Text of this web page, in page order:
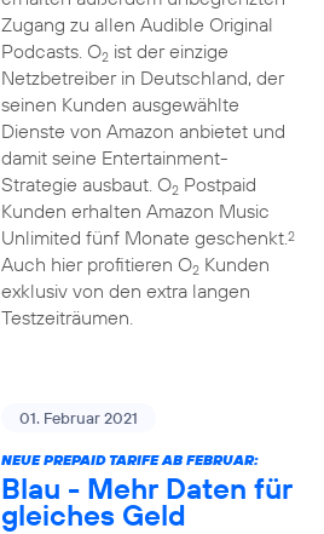
Zugang zu allen Audible Original
Podcasts. O2ist der einzige
Netzbetreiber in Deutschland, der
seinen Kunden ausgewählte
Dienste von Amazon anbietet und
damit seine Entertainment-
Strategie ausbaut. O2Postpaid
Kunden erhalten Amazon Music
Unlimited fünf Monate geschenkt.2
Auch hier profitieren O2Kunden
exklusiv von den extra langen
Testzeiträumen.
01. Februar 2021
NEUE PREPAID TARIFE AB FEBRUAR:
Blau - Mehr Daten für
gleiches Geld